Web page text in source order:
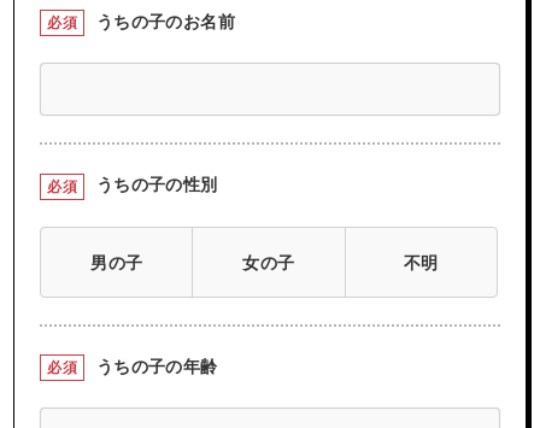
必須 うちの子のお名前
必須 うちの子の性別
男の子 女の子 不明
必須 うちの子の年齢